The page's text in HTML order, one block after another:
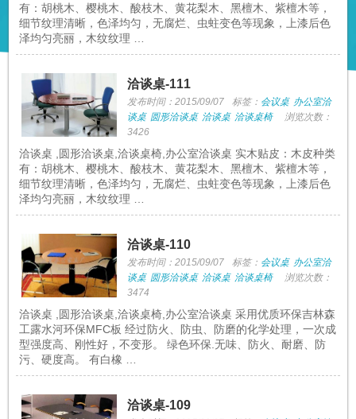
有：胡桃木、樱桃木、酸枝木、黄花梨木、黑檀木、紫檀木等，
细节纹理清晰，色泽均匀，无腐烂、虫蛀变色等现象，上漆后色
泽均匀亮丽，木纹纹理 …
洽谈桌-111
发布时间：2015/09/07 标签： 会议桌 办公室洽
谈桌 圆形洽谈桌 洽谈桌 洽谈桌椅
浏览次数：
3426
洽谈桌 ,圆形洽谈桌,洽谈桌椅,办公室洽谈桌 实木贴皮：木皮种类
有：胡桃木、樱桃木、酸枝木、黄花梨木、黑檀木、紫檀木等，
细节纹理清晰，色泽均匀，无腐烂、虫蛀变色等现象，上漆后色
泽均匀亮丽，木纹纹理 …
洽谈桌-110
发布时间：2015/09/07 标签： 会议桌 办公室洽
谈桌 圆形洽谈桌 洽谈桌 洽谈桌椅
浏览次数：
3474
洽谈桌 ,圆形洽谈桌,洽谈桌椅,办公室洽谈桌 采用优质环保吉林森
工露水河环保MFC板 经过防火、防虫、防磨的化学处理，一次成
型强度高、刚性好，不变形。 绿色环保.无味、防火、耐磨、防
污、硬度高。 有白橡 …
洽谈桌-109